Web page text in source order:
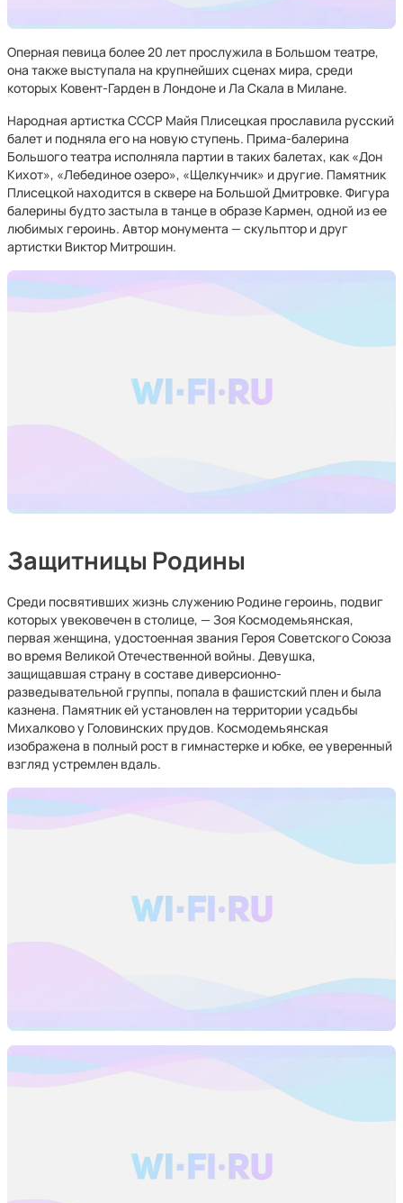
Оперная певица более 20 лет прослужила в Большом театре,
она также выступала на крупнейших сценах мира, среди
которых Ковент-Гарден в Лондоне и Ла Скала в Милане.
Народная артистка СССР Майя Плисецкая прославила русский
балет и подняла его на новую ступень. Прима-балерина
Большого театра исполняла партии в таких балетах, как «Дон
Кихот», «Лебединое озеро», «Щелкунчик» и другие. Памятник
Плисецкой находится в сквере на Большой Дмитровке. Фигура
балерины будто застыла в танце в образе Кармен, одной из ее
любимых героинь. Автор монумента — скульптор и друг
артистки Виктор Митрошин.
Защитницы Родины
Среди посвятивших жизнь служению Родине героинь, подвиг
которых увековечен в столице, — Зоя Космодемьянская,
первая женщина, удостоенная звания Героя Советского Союза
во время Великой Отечественной войны. Девушка,
защищавшая страну в составе диверсионно-
разведывательной группы, попала в фашистский плен и была
казнена. Памятник ей установлен на территории усадьбы
Михалково у Головинских прудов. Космодемьянская
изображена в полный рост в гимнастерке и юбке, ее уверенный
взгляд устремлен вдаль.